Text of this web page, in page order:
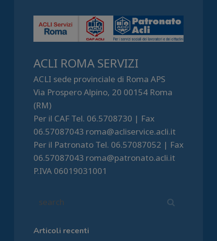
ACLI ROMA SERVIZI
ACLI sede provinciale di Roma APS
Via Prospero Alpino, 20 00154 Roma
(RM)
Per il CAF Tel. 06.5708730 | Fax
06.57087043 roma@acliservice.acli.it
Per il Patronato Tel. 06.57087052 | Fax
06.57087043 roma@patronato.acli.it
P.IVA 06019031001
Articoli recenti